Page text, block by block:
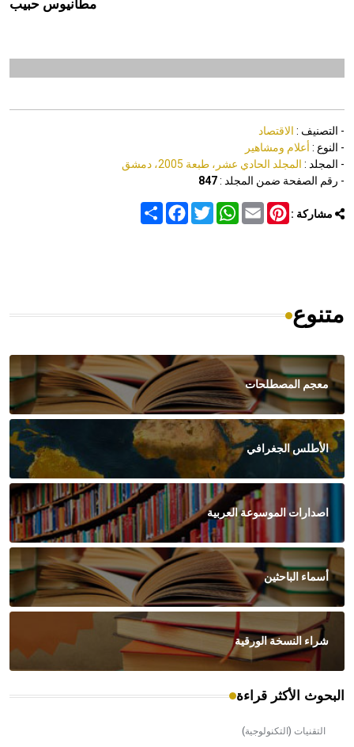
مطانيوس حبيب
- التصنيف : الاقتصاد
- النوع : أعلام ومشاهير
- المجلد : المجلد الحادي عشر، طبعة 2005، دمشق
- رقم الصفحة ضمن المجلد :847
مشاركة : Share
FacebookTwitter
WhatsAppEmail
Pinterest
متنوع
معجم المصطلحات
الأطلس الجغرافي
اصدارات الموسوعة العربية
أسماء الباحثين
شراء النسخة الورقية
البحوث الأكثر قراءة
التقنيات (التكنولوجية)